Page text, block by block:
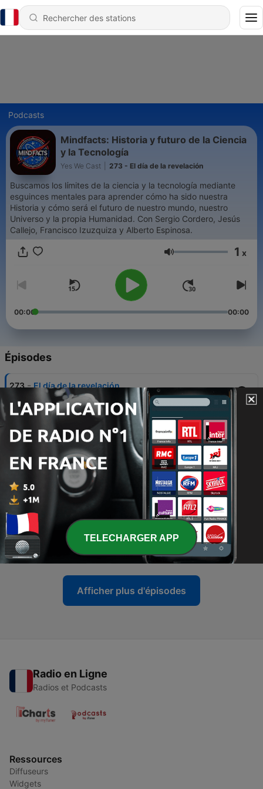
Podcasts
Mindfacts: Historia y futuro de la Ciencia
y la Tecnología
Yes We Cast 273 - El día de la revelación
Buscamos los límites de la ciencia y la tecnología mediante
esguinces mentales para aprender cómo ha sido nuestra
Historia y cómo será el futuro de nuestro mundo, nuestro
Universo y la propia Humanidad. Con Sergio Cordero, Jesús
Callejo, Francisco Izuzquiza y Alberto Espinosa.
Volume 1 x
00:00 00:00
Épisodes
273 - El día de la revelación
24 juin 2026
Tecnofuturología
17 juin 2026
271 - Los matrimonios del futuro
270 - Cartografía del olfato
03 juin 2026
269 - La crisis de la demografía mal
27 mai 2026
Afficher plus d'épisodes
Radio en Ligne
Radios et Podcasts
Ressources
Diffuseurs
Widgets
TELECHARGER APP